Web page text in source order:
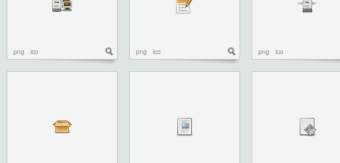
png ico png ico png ico